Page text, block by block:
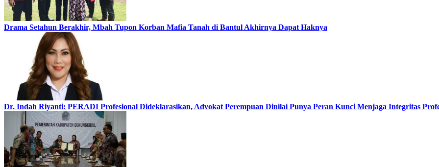
Drama Setahun Berakhir, Mbah Tupon Korban Mafia Tanah di Bantul Akhirnya Dapat Haknya
Dr. Indah Riyanti: PERADI Profesional Dideklarasikan, Advokat Perempuan Dinilai Punya Peran Kunci Menjaga Integritas